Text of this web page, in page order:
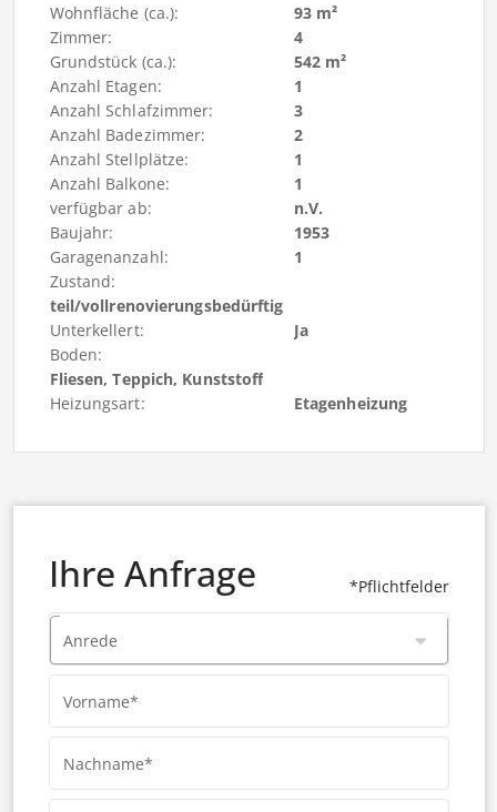
Wohnfläche (ca.):
93 m²
Zimmer:
4
Grundstück (ca.):
542 m²
Anzahl Etagen:
1
Anzahl Schlafzimmer:
3
Anzahl Badezimmer:
2
Anzahl Stellplätze:
1
Anzahl Balkone:
1
verfügbar ab:
n.V.
Baujahr:
1953
Garagenanzahl:
1
Zustand:
teil/vollrenovierungsbedürftig
Unterkellert:
Ja
Boden:
Fliesen, Teppich, Kunststoff
Heizungsart:
Etagenheizung
*Pflichtfelder
Ihre Anfrage
Anrede
Vorname*
Nachname*